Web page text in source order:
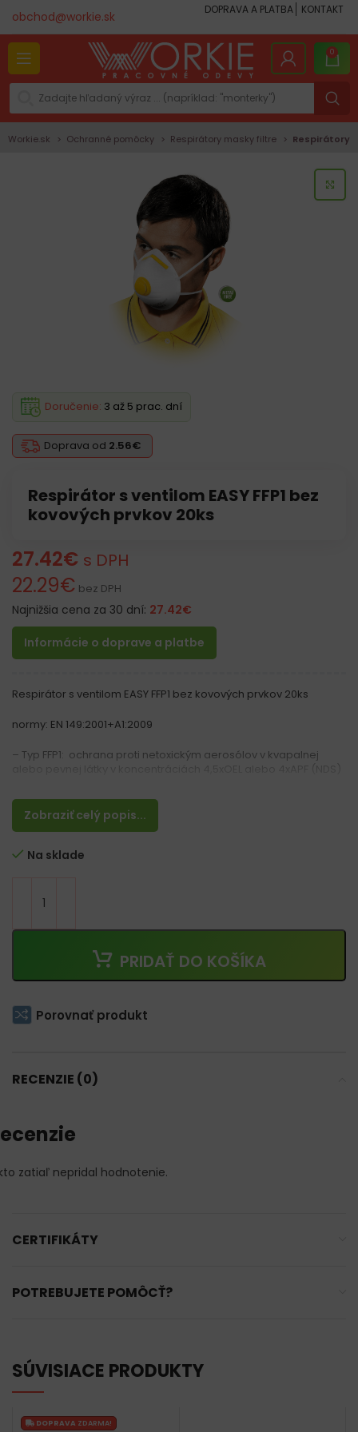
obchod@workie.sk DOPRAVA A PLATBA KONTAKT
0
Workie.sk Ochranné pomôcky Respirátory masky filtre Respirátory
Respirátor s ventilom EASY FFP1 bez
kovových prvkov 20ks
Doprava od 2.56€
Doručenie: 3 až 5 prac. dní
27.42€ s DPH
22.29€ bez DPH
Najnižšia cena za 30 dní: 27.42€
Informácie o doprave a platbe
Zobraziť celý popis...
Respirátor s ventilom EASY FFP1 bez kovových prvkov 20ks
normy: EN 149:2001+A1:2009
– Typ FFP1: ochrana proti netoxickým aerosólov v kvapalnej
– Ochrana proti: cemontový prach, múka, grafit, betón, bavlna,
krieda, dolomit
– S výdychovím ventilom
– Plastová spona na nos a polyuretánový penový vankúš
Na sklade
PRIDAŤ DO KOŠÍKA
Porovnať produkt
RECENZIE (0)
zatiaľ nepridal hodnotenie.
CERTIFIKÁTY
POTREBUJETE POMÔCŤ?
SÚVISIACE PRODUKTY
DOPRAVA ZDARMA!